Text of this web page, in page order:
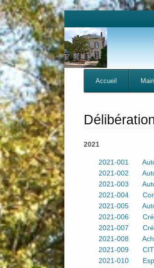
Accueil
2021
2021-001
2021-002
2021-003
2021-004
2021-005
2021-006
2021-007
2021-008
2021-009
2021-010